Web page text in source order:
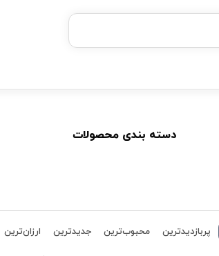
۴ قسط، بدون کارمزد
بدون ضامن، بدون سود
دسته بندی محصولات
پربازدیدترین محبوب‌ترین جدیدترین ارزان‌ترین